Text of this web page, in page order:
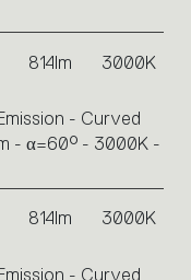
814lm 3000K
- Curved
- α=60° - 3000K -
814lm 3000K
- Curved